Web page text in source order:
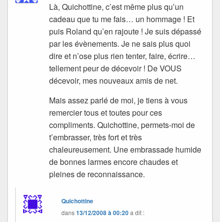
Là, Quichottine, c’est même plus qu’un
cadeau que tu me fais… un hommage ! Et
puis Roland qu’en rajoute ! Je suis dépassé
par les évènements. Je ne sais plus quoi
dire et n’ose plus rien tenter, faire, écrire…
tellement peur de décevoir ! De VOUS
décevoir, mes nouveaux amis de net.
Mais assez parlé de moi, je tiens à vous
remercier tous et toutes pour ces
compliments. Quichottine, permets-moi de
t’embrasser, très fort et très
chaleureusement. Une embrassade humide
de bonnes larmes encore chaudes et
pleines de reconnaissance.
Quichottine
dans13/12/2008 à 00:20a dit :